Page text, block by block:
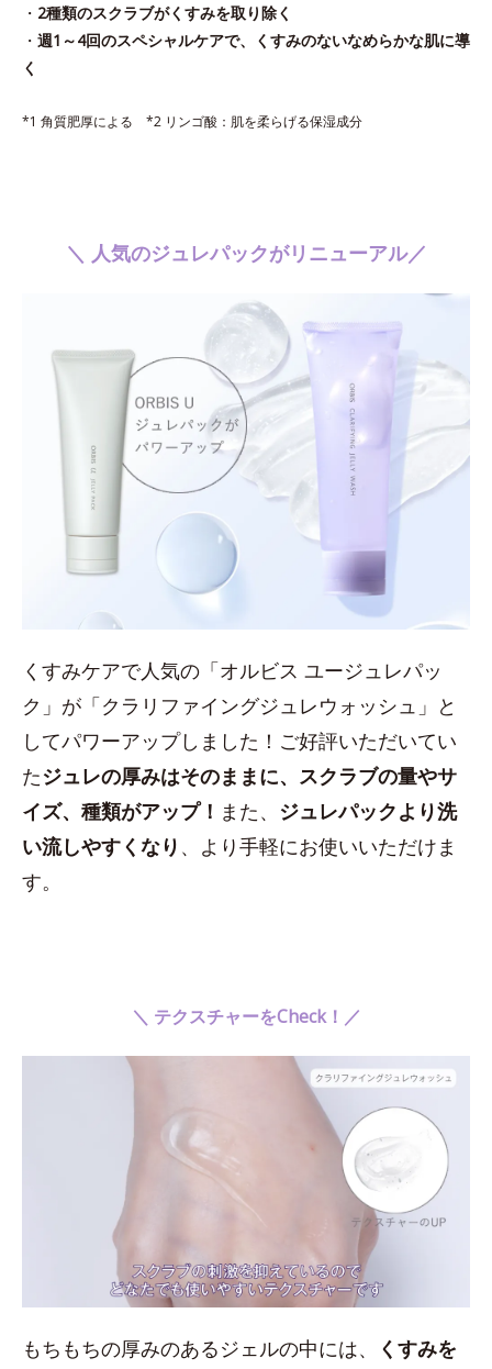
・ 2種類のスクラブがくすみを取り除く
・ 週1～4回のスペシャルケアで、くすみのないなめらかな肌に導
く
*1 角質肥厚による *2 リンゴ酸：肌を柔らげる保湿成分
＼ 人気のジュレパックがリニューアル／
くすみケアで人気の「オルビス ユージュレパッ
ク」が「クラリファイングジュレウォッシュ」と
してパワーアップしました！ご好評いただいてい
たジュレの厚みはそのままに、スクラブの量やサ
イズ、種類がアップ！ また、 ジュレパックより洗
い流しやすくなり 、より手軽にお使いいただけま
す。
＼ テクスチャーをCheck！／
もちもちの厚みのあるジェルの中には、
くすみを